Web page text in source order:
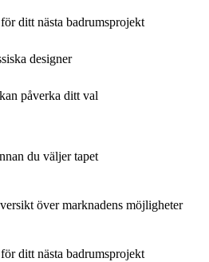
ditt nästa badrumsprojekt
designer
påverka ditt val
du väljer tapet
över marknadens möjligheter
ditt nästa badrumsprojekt